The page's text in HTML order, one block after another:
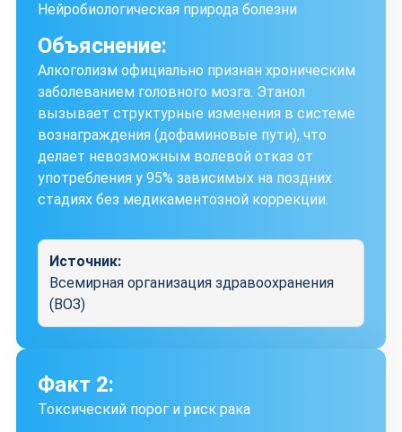
Нейробиологическая природа болезни
Объяснение:
Алкоголизм официально признан хроническим
заболеванием головного мозга. Этанол
вызывает структурные изменения в системе
вознаграждения (дофаминовые пути), что
делает невозможным волевой отказ от
употребления у 95% зависимых на поздних
стадиях без медикаментозной коррекции.
Источник:
Всемирная организация здравоохранения
(ВОЗ)
Факт 2:
Токсический порог и риск рака